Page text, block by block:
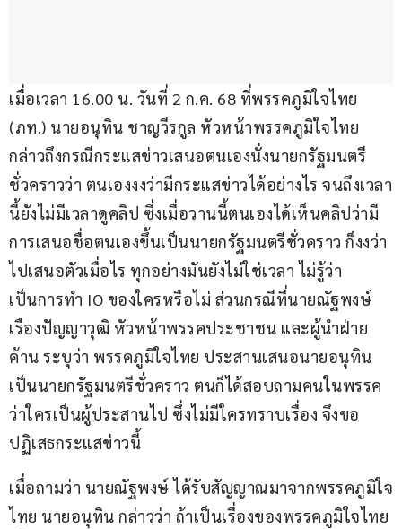
เมื่อเวลา 16.00 น. วันที่ 2 ก.ค. 68 ที่พรรคภูมิใจไทย
(ภท.) นายอนุทิน ชาญวีรกูล หัวหน้าพรรคภูมิใจไทย
กล่าวถึงกรณีกระแสข่าวเสนอตนเองนั่งนายกรัฐมนตรี
ชั่วคราวว่า ตนเองงงว่ามีกระแสข่าวได้อย่างไร จนถึงเวลา
นี้ยังไม่มีเวลาดูคลิป ซึ่งเมื่อวานนี้ตนเองได้เห็นคลิปว่ามี
การเสนอชื่อตนเองขึ้นเป็นนายกรัฐมนตรีชั่วคราว ก็งงว่า
ไปเสนอตัวเมื่อไร ทุกอย่างมันยังไม่ใช่เวลา ไม่รู้ว่า
เป็นการทำ IO ของใครหรือไม่ ส่วนกรณีที่นายณัฐพงษ์
เรืองปัญญาวุฒิ หัวหน้าพรรคประชาชน และผู้นำฝ่าย
ค้าน ระบุว่า พรรคภูมิใจไทย ประสานเสนอนายอนุทิน
เป็นนายกรัฐมนตรีชั่วคราว ตนก็ได้สอบถามคนในพรรค
ว่าใครเป็นผู้ประสานไป ซึ่งไม่มีใครทราบเรื่อง จึงขอ
ปฏิเสธกระแสข่าวนี้
เมื่อถามว่า นายณัฐพงษ์ ได้รับสัญญาณมาจากพรรคภูมิใจ
ไทย นายอนุทิน กล่าวว่า ถ้าเป็นเรื่องของพรรคภูมิใจไทย